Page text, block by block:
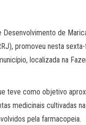
de
promoveu nesta
localizada na
teve como objetivo
medicinais cultivadas
pela farmacopeia.